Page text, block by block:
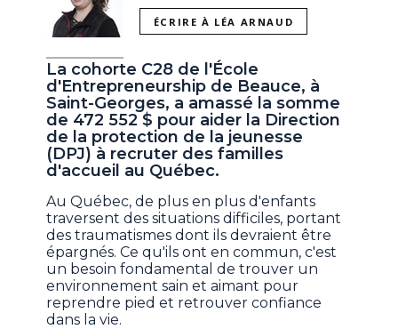
ÉCRIRE À LÉA ARNAUD
La cohorte C28 de l'École
d'Entrepreneurship de Beauce, à
Saint-Georges, a amassé la somme
de 472 552 $ pour aider la Direction
de la protection de la jeunesse
(DPJ) à recruter des familles
d'accueil au Québec.
Au Québec, de plus en plus d'enfants
traversent des situations difficiles, portant
des traumatismes dont ils devraient être
épargnés. Ce qu'ils ont en commun, c'est
un besoin fondamental de trouver un
environnement sain et aimant pour
reprendre pied et retrouver confiance
dans la vie.